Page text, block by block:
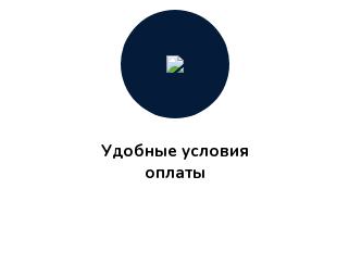
Удобные условия
оплаты